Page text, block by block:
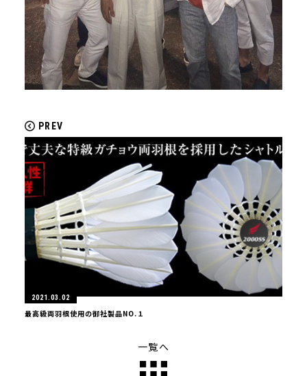
PREV
2021.03.02
最高級両羽根使用の御社製品NO.１
一覧へ